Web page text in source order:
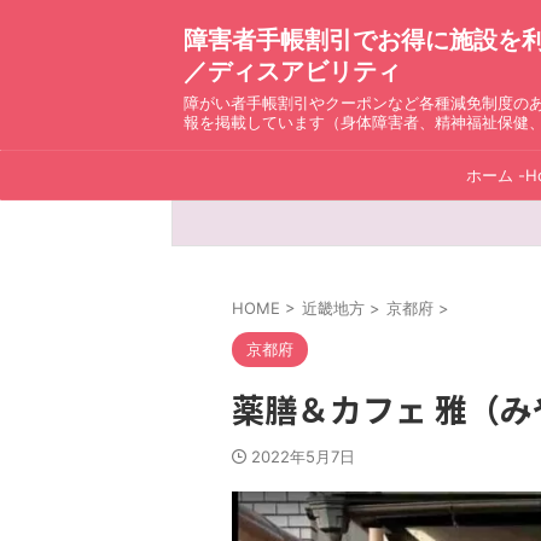
障害者手帳割引でお得に施設を
／ディスアビリティ
障がい者手帳割引やクーポンなど各種減免制度の
報を掲載しています（身体障害者、精神福祉保健
ホーム -
HOME > 近畿地方 > 京都府 >
京都府
薬膳＆カフェ 雅（
2022年5月7日